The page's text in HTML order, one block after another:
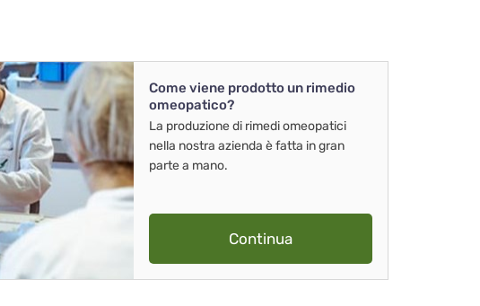
Come viene prodotto un rimedio
omeopatico?
La produzione di rimedi omeopatici
nella nostra azienda è fatta in gran
parte a mano.
Continua